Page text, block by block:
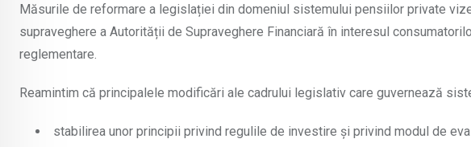
Măsurile de reformare a legislației din domeniul sistemului pensiilor private
supraveghere a Autorității de Supraveghere Financiară în interesul
reglementare.
Reamintim că principalele modificări ale cadrului legislativ care guvernează
stabilirea unor principii privind regulile de investire și privind modul de